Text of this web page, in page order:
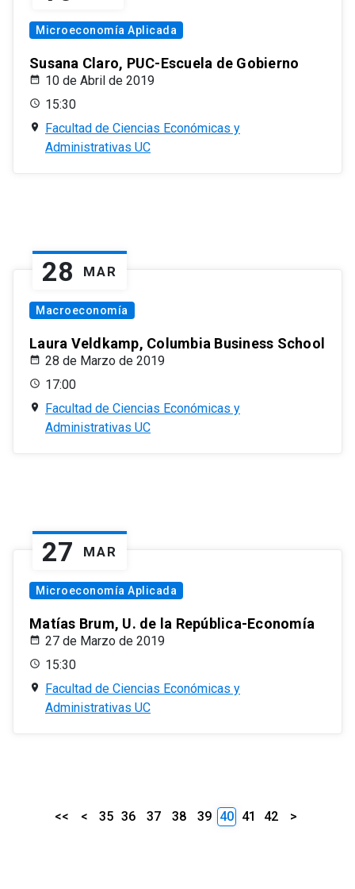
Microeconomía Aplicada
Susana Claro, PUC-Escuela de Gobierno
10 de Abril de 2019
15:30
Facultad de Ciencias Económicas y
Administrativas UC
28 MAR
Macroeconomía
Laura Veldkamp, Columbia Business School
28 de Marzo de 2019
17:00
Facultad de Ciencias Económicas y
Administrativas UC
27 MAR
Microeconomía Aplicada
Matías Brum, U. de la República-Economía
27 de Marzo de 2019
15:30
Facultad de Ciencias Económicas y
Administrativas UC
<< < 35 36 37 38 39 40 41 42 >